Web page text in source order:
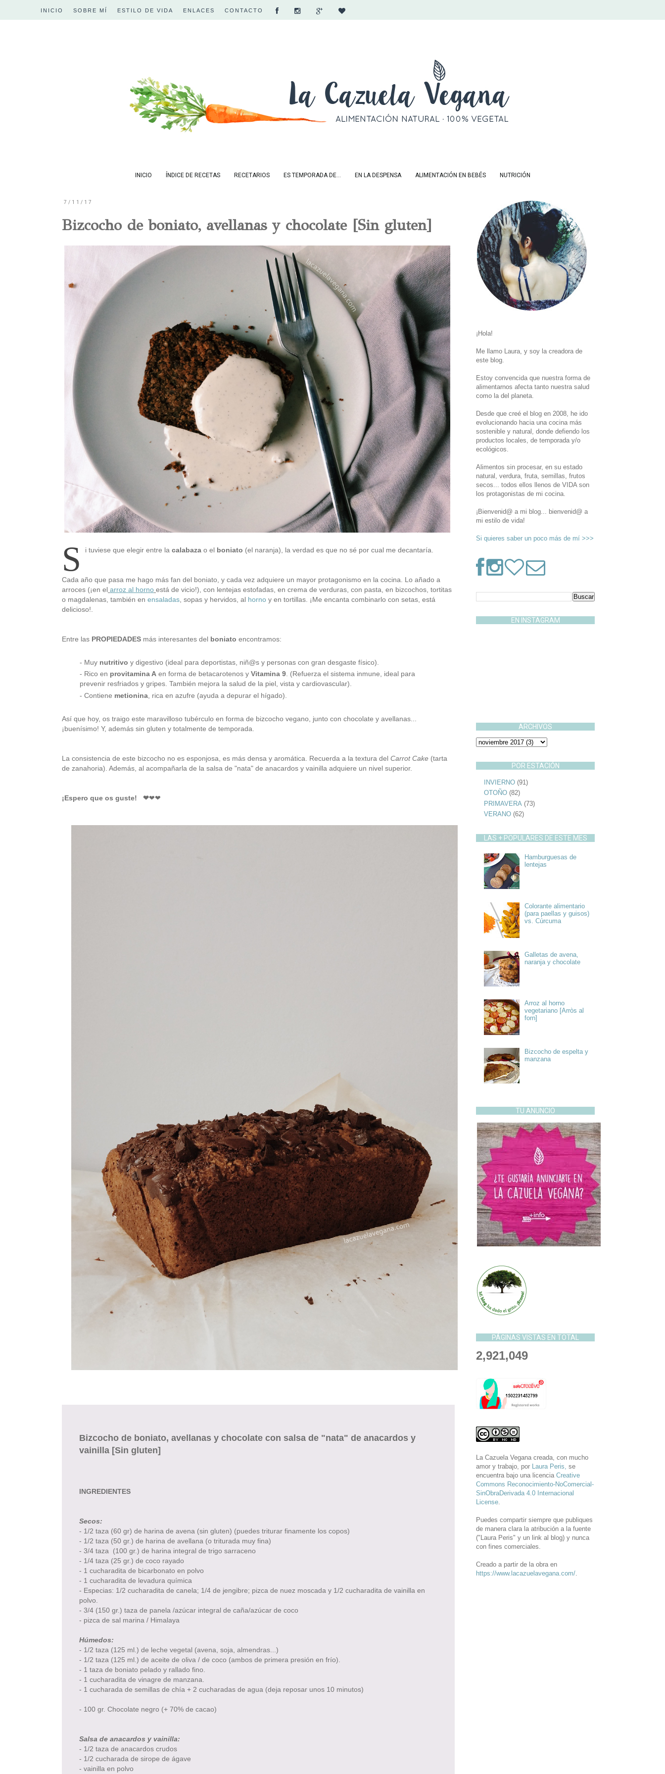
INICIO SOBRE MÍ ESTILO DE VIDA ENLACES CONTACTO
INICIO ÍNDICE DE RECETAS RECETARIOS ES TEMPORADA DE... EN LA DESPENSA ALIMENTACIÓN EN BEBÉS NUTRICIÓN
7/11/17
Bizcocho de boniato, avellanas y chocolate [Sin gluten]
S i tuviese que elegir entre la calabaza o el boniato (el naranja), la verdad es que no sé por cual me decantaría.
Cada año que pasa me hago más fan del boniato, y cada vez adquiere un mayor protagonismo en la cocina. Lo añado a
arroces (¡en el arroz al horno está de vicio!), con lentejas estofadas, en crema de verduras, con pasta, en bizcochos, tortitas
o magdalenas, también en ensaladas , sopas y hervidos, al horno y en tortillas. ¡Me encanta combinarlo con setas, está
delicioso!.
Entre las PROPIEDADES más interesantes del boniato encontramos:
- Muynutritivo y digestivo (ideal para deportistas, niñ@s y personas con gran desgaste físico).
- Rico en provitamina Aen forma de betacarotenos y Vitamina 9. (Refuerza el sistema inmune, ideal para
prevenir resfriados y gripes. También mejora la salud de la piel, vista y cardiovascular).
- Contiene metionina, rica en azufre (ayuda a depurar el hígado).
Así que hoy, os traigo este maravilloso tubérculo en forma de bizcocho vegano, junto con chocolate y avellanas...
¡buenísimo! Y, además sin gluten y totalmente de temporada.
La consistencia de este bizcocho no es esponjosa, es más densa y aromática. Recuerda a la textura del Carrot Cake (tarta
de zanahoria). Además, al acompañarla de la salsa de "nata" de anacardos y vainilla adquiere un nivel superior.
¡Espero que os guste! ❤❤❤
Bizcocho de boniato, avellanas y chocolate con salsa de "nata" de anacardos y
vainilla [Sin gluten]
INGREDIENTES
Secos:
- 1/2 taza (60 gr) de harina de avena (sin gluten) (puedes triturar finamente los copos)
- 1/2 taza (50 gr.) de harina de avellana (o triturada muy fina)
- 3/4 taza (100 gr.) de harina integral de trigo sarraceno
- 1/4 taza (25 gr.) de coco rayado
- 1 cucharadita de bicarbonato en polvo
- 1 cucharadita de levadura química
- Especias: 1/2 cucharadita de canela; 1/4 de jengibre; pizca de nuez moscada y 1/2 cucharadita de vainilla en
polvo.
- 3/4 (150 gr.) taza de panela /azúcar integral de caña/azúcar de coco
- pizca de sal marina / Himalaya
Húmedos:
- 1/2 taza (125 ml.) de leche vegetal (avena, soja, almendras...)
- 1/2 taza (125 ml.) de aceite de oliva / de coco (ambos de primera presión en frío).
- 1 taza de boniato pelado y rallado fino.
- 1 cucharadita de vinagre de manzana.
- 1 cucharada de semillas de chía + 2 cucharadas de agua (deja reposar unos 10 minutos)
- 100 gr. Chocolate negro (+ 70% de cacao)
Salsa de anacardos y vainilla:
- 1/2 taza de anacardos crudos
- 1/2 cucharada de sirope de ágave
- vainilla en polvo
¡Hola!
Me llamo Laura, y soy la creadora de
este blog.
Estoy convencida que nuestra forma de
alimentarnos afecta tanto nuestra salud
como la del planeta.
Desde que creé el blog en 2008, he ido
evolucionando hacia una cocina más
sostenible y natural, donde defiendo los
productos locales, de temporada y/o
ecológicos.
Alimentos sin procesar, en su estado
natural, verdura, fruta, semillas, frutos
secos... todos ellos llenos de VIDA son
los protagonistas de mi cocina.
¡Bienvenid@ a mi blog... bienvenid@ a
mi estilo de vida!
Si quieres saber un poco más de mí >>>
EN INSTAGRAM
ARCHIVOS
POR ESTACIÓN
INVIERNO (91)
OTOÑO (82)
PRIMAVERA (73)
VERANO (62)
LAS + POPULARES DE ESTE MES
Hamburguesas de
lentejas
Colorante alimentario
(para paellas y guisos)
vs. Cúrcuma
Galletas de avena,
naranja y chocolate
Arroz al horno
vegetariano [Arròs al
forn]
Bizcocho de espelta y
manzana
TU ANUNCIO
PÁGINAS VISTAS EN TOTAL
2,921,049
La Cazuela Veganacreada, con mucho
amor y trabajo, por Laura Peris, se
encuentra bajo una licencia Creative
Commons Reconocimiento-NoComercial-
SinObraDerivada 4.0 Internacional
License.
Puedes compartir siempre que publiques
de manera clara la atribución a la fuente
("Laura Peris" y un link al blog) y nunca
con fines comerciales.
Creado a partir de la obra en
https://www.lacazuelavegana.com/.